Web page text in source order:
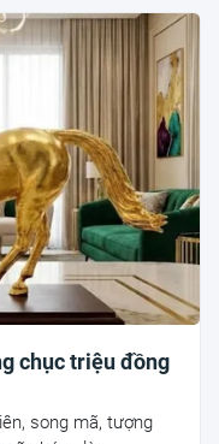
chục triệu đồng
song mã, tượng